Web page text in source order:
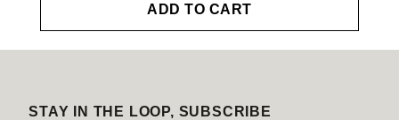
ADD TO CART
STAY IN THE LOOP, SUBSCRIBE